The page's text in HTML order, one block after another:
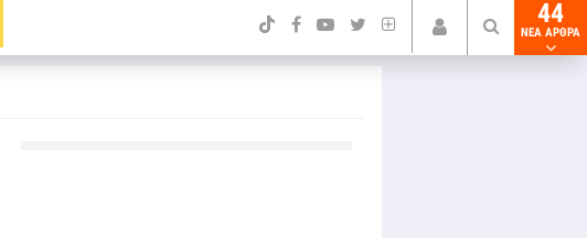
44
NEA ΑΡΘΡΑ